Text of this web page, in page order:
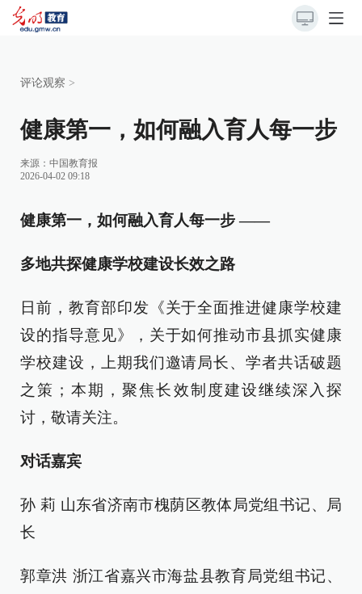
评论观察 >
健康第一，如何融入育人每一步
来源： 中国教育报
2026-04-02 09:18
健康第一，如何融入育人每一步 ——
多地共探健康学校建设长效之路
日前，教育部印发《关于全面推进健康学校建
设的指导意见》，关于如何推动市县抓实健康
学校建设，上期我们邀请局长、学者共话破题
之策；本期，聚焦长效制度建设继续深入探
讨，敬请关注。
对话嘉宾
孙 莉 山东省济南市槐荫区教体局党组书记、局
长
郭章洪 浙江省嘉兴市海盐县教育局党组书记、